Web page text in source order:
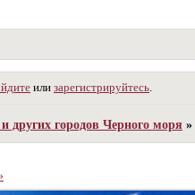
или зарегистрируйтесь
городов Черного моря »